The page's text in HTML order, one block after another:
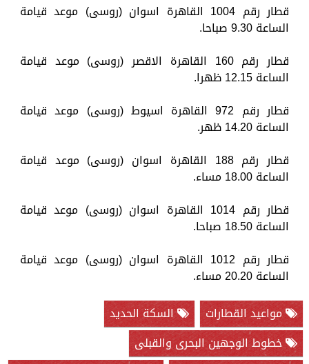
قطار رقم 1004 القاهرة اسوان (روسى) موعد قيامة
الساعة 9.30 صباحا.
قطار رقم 160 القاهرة الاقصر (روسى) موعد قيامة
الساعة 12.15 ظهرا.
قطار رقم 972 القاهرة اسيوط (روسى) موعد قيامة
الساعة 14.20 ظهر.
قطار رقم 188 القاهرة اسوان (روسى) موعد قيامة
الساعة 18.00 مساء.
قطار رقم 1014 القاهرة اسوان (روسى) موعد قيامة
الساعة 18.50 صباحا.
قطار رقم 1012 القاهرة اسوان (روسى) موعد قيامة
الساعة 20.20 مساء.
مواعيد القطارات
السكة الحديد
خطوط الوجهين البحرى والقبلى